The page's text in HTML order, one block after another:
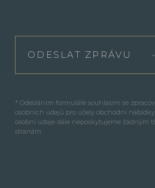
ODESLAT ZPRÁVU
* Odesláním formuláře souhlasím se
osobních údajů pro účely obchodní
osobní údaje dále neposkytujeme žádným
stranám.